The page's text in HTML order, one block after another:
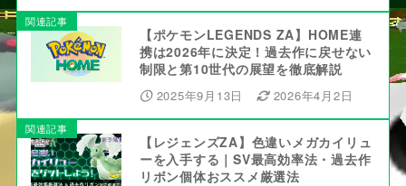
関連記事
【ポケモンLEGENDS ZA】HOME連
携は2026年に決定！過去作に戻せない
制限と第10世代の展望を徹底解説
2025年9月13日 2026年4月2日
関連記事
【レジェンズZA】色違いメガカイリュ
ーを入手する｜SV最高効率法・過去作
リボン個体おススメ厳選法